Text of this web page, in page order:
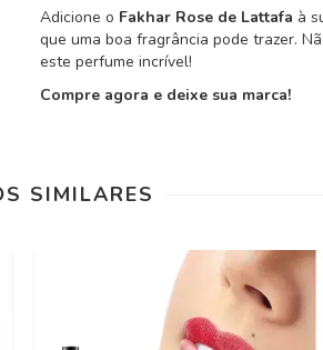
Adicione o Fakhar Rose de Lattafa à
que uma boa fragrância pode trazer.
este perfume incrível!
Compre agora e deixe sua marca!
SIMILARES